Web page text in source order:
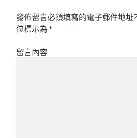
發佈留言必須填寫的電子郵件地址
位標示為*
留言內容